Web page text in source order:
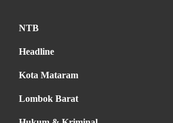
NTB
Headline
Kota Mataram
Lombok Barat